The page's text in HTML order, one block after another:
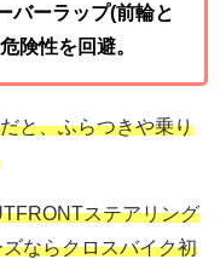
バーラップ(前輪と
険性を回避。
と、ふらつきや乗り
ステアリング
ならクロスバイク初